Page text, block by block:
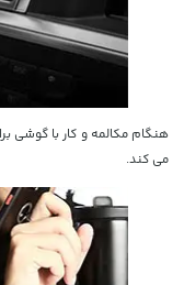
هنگام مکالمه و کار با گوشی
می کند.